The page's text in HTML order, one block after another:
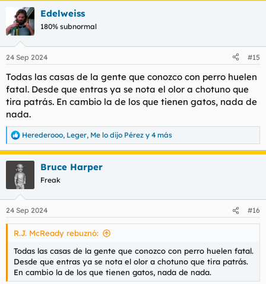
c
i
e
:
Edelweiss
180% subnormal
24 Sep 2024 #15
Todas las casas de la gente que conozco con perro huelen
fatal. Desde que entras ya se nota el olor a chotuno que
tira patrás. En cambio la de los que tienen gatos, nada de
nada.
R
e
a
e
s
Herederooo, Leger, Me lo dijo Pérez y 4 más
Bruce Harper
Freak
24 Sep 2024 #16
R.J. McReady rebuznó:
Todas las casas de la gente que conozco con perro huelen fatal.
Desde que entras ya se nota el olor a chotuno que tira patrás.
En cambio la de los que tienen gatos, nada de nada.